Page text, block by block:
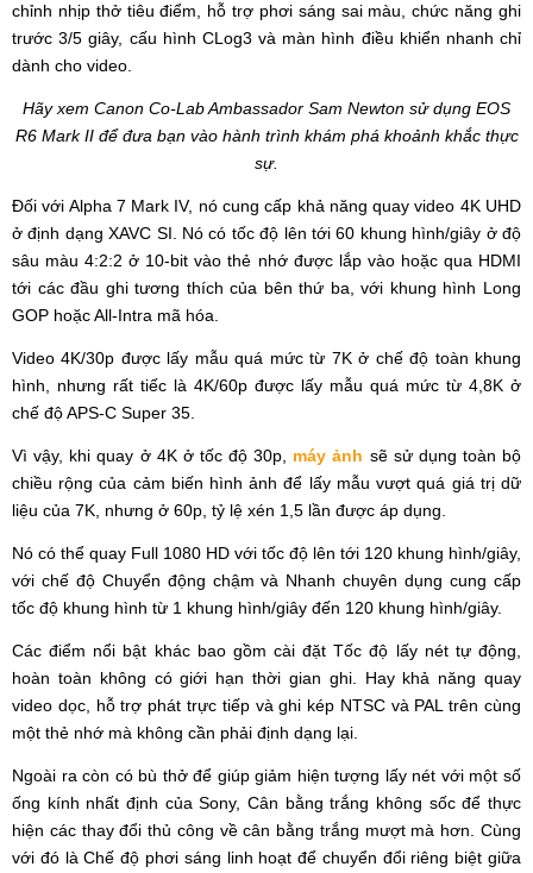
chỉnh nhịp thở tiêu điểm, hỗ trợ phơi sáng sai màu, chức năng ghi
trước 3/5 giây, cấu hình CLog3 và màn hình điều khiển nhanh chỉ
dành cho video.
Hãy xem Canon Co-Lab Ambassador Sam Newton sử dụng EOS
R6 Mark II để đưa bạn vào hành trình khám phá khoảnh khắc thực
sự.
Đối với Alpha 7 Mark IV, nó cung cấp khả năng quay video 4K UHD
ở định dạng XAVC SI. Nó có tốc độ lên tới 60 khung hình/giây ở độ
sâu màu 4:2:2 ở 10-bit vào thẻ nhớ được lắp vào hoặc qua HDMI
tới các đầu ghi tương thích của bên thứ ba, với khung hình Long
GOP hoặc All-Intra mã hóa.
Video 4K/30p được lấy mẫu quá mức từ 7K ở chế độ toàn khung
hình, nhưng rất tiếc là 4K/60p được lấy mẫu quá mức từ 4,8K ở
chế độ APS-C Super 35.
Vì vậy, khi quay ở 4K ở tốc độ 30p, máy ảnh sẽ sử dụng toàn bộ
chiều rộng của cảm biến hình ảnh để lấy mẫu vượt quá giá trị dữ
liệu của 7K, nhưng ở 60p, tỷ lệ xén 1,5 lần được áp dụng.
Nó có thể quay Full 1080 HD với tốc độ lên tới 120 khung hình/giây,
với chế độ Chuyển động chậm và Nhanh chuyên dụng cung cấp
tốc độ khung hình từ 1 khung hình/giây đến 120 khung hình/giây.
Các điểm nổi bật khác bao gồm cài đặt Tốc độ lấy nét tự động,
hoàn toàn không có giới hạn thời gian ghi. Hay khả năng quay
video dọc, hỗ trợ phát trực tiếp và ghi kép NTSC và PAL trên cùng
một thẻ nhớ mà không cần phải định dạng lại.
Ngoài ra còn có bù thở để giúp giảm hiện tượng lấy nét với một số
ống kính nhất định của Sony, Cân bằng trắng không sốc để thực
hiện các thay đổi thủ công về cân bằng trắng mượt mà hơn. Cùng
với đó là Chế độ phơi sáng linh hoạt để chuyển đổi riêng biệt giữa